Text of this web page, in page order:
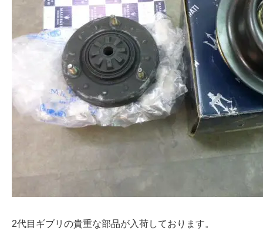
2代目ギブリの貴重な部品が入荷しております。